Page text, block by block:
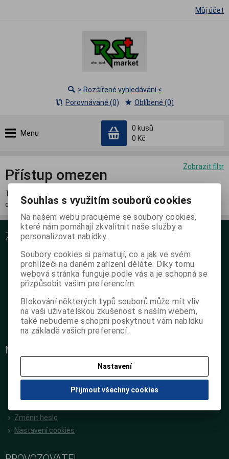
Můj účet
Menu
0 kusů
0 Kč
> Rozšířené vyhledávání <
Porovnávané (0)
Oblíbené (0)
Zobrazit filtr
Přístup omezen
Tato sekce je přístupná pouze přihlášeným registrovaným
distributorům.
ZÁKAZNICKÝ SERVIS
O nás
Podrobné kontakty
Obchodní podmínky
Jak objednat na poukaz
GDPR
Zpětný odběr použitých výrobků
MŮJ ÚČET
Oblíbené položky
Předchozí objednávky
Změnit heslo
Nastavení cookies
Souhlas s využitím souborů cookies
Na našem webu pracujeme se soubory cookies,
které nám pomáhají zkvalitnit naše služby a
personalizovat nabídky.
Soubory cookies si pamatují, co a jak ve svém
prohlížeči na daném zařízení děláte. Díky tomu
webová stránka funguje podle vás a je schopná se
přizpůsobit vašim preferencím.
Blokování některých typů souborů může mít vliv
na vaši uživatelskou zkušenost s naším webem,
také nebudeme schopni poskytnout vám nabídku
na základě vašich preferencí.
Nastavení
Přijmout všechny cookies